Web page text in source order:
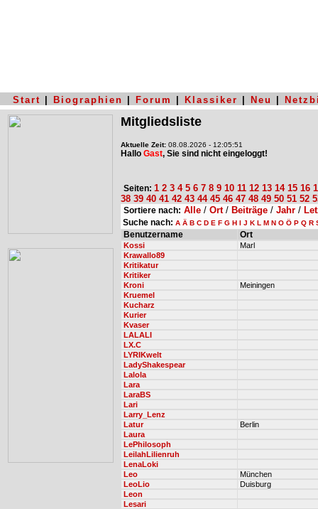
Start Biographien Forum Klassiker Neu
Mitgliedsliste
Aktuelle Zeit: 08.08.2026 - 12:05:51
Hallo Gast, Sie sind nicht eingeloggt!
Seiten: 1 2 3 4 5 6 7 8 9 10 11 12 13 14 15 16
38 39 40 41 42 43 44 45 46 47 48 49 50 51 52
Sortiere nach: Alle / Ort/ Beiträge / Jahr /
Suche nach: A Ä B C D E F G H I J K L M N O Ö P Q R
Benutzername Ort
Kossi
Marl
Krawallo89
Kritikatur
Kritiker
Kroni
Meiningen
Kruemel
Kucharz
Kurier
Kvaser
LALALI
LX.C
LYRIKwelt
LadyShakespear
Lalola
Lara
LaraBS
Lari
Larry_Lenz
Latur
Berlin
Laura
LePhilosoph
LeilahLilienruh
LenaLoki
Leo
München
LeoLio
Duisburg
Leon
Lesari